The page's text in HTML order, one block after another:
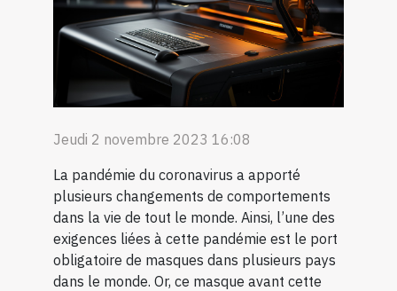
Jeudi 2 novembre 2023 16:08
La pandémie du coronavirus a apporté
plusieurs changements de comportements
dans la vie de tout le monde. Ainsi, l’une des
exigences liées à cette pandémie est le port
obligatoire de masques dans plusieurs pays
dans le monde. Or, ce masque avant cette